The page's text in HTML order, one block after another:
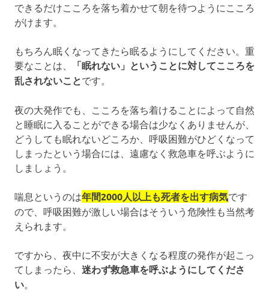
できるだけこころを落ち着かせて朝を待つようにこころ
がけます。
もちろん眠くなってきたら眠るようにしてください。重
要なことは、
「眠れない」ということに対してこころを
乱されないことです。
夜の大発作でも、こころを落ち着けることによって自然
と睡眠に入ることができる場合は少なくありませんが、
どうしても眠れないどころか、呼吸困難がひどくなって
しまったという場合には、遠慮なく救急車を呼ぶように
しましょう。
喘息というのは年間2000人以上も死者を出す病気です
ので、呼吸困難が激しい場合はそういう危険性も当然考
えられます。
ですから、夜中に不安が大きくなる程度の発作が起こっ
てしまったら、 迷わず救急車を呼ぶようにしてくださ
い